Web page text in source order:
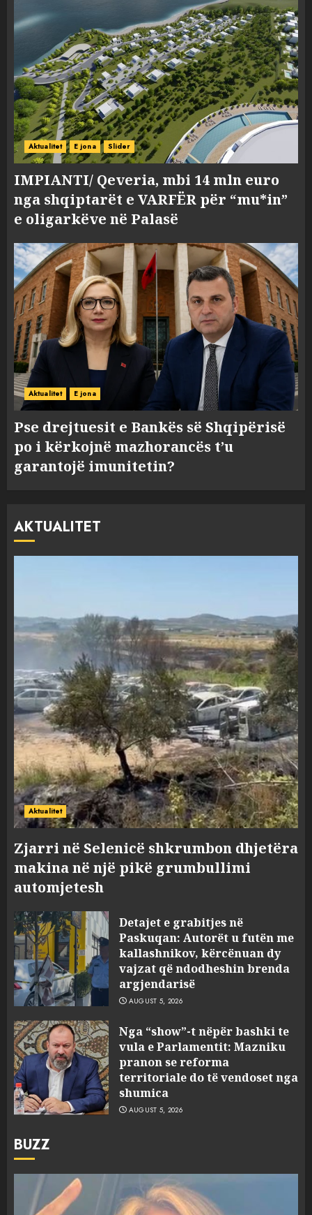
Aktualitet E jona Slider
IMPIANTI/ Qeveria, mbi 14 mln euro
nga shqiptarët e VARFËR për “mu*in”
e oligarkëve në Palasë
Aktualitet E jona
Pse drejtuesit e Bankës së Shqipërisë
po i kërkojnë mazhorancës t’u
garantojë imunitetin?
AKTUALITET
Aktualitet
Zjarri në Selenicë shkrumbon dhjetëra
makina në një pikë grumbullimi
automjetesh
Detajet e grabitjes në
Paskuqan: Autorët u futën me
kallashnikov, kërcënuan dy
vajzat që ndodheshin brenda
argjendarisë
AUGUST 5, 2026
Nga “show”-t nëpër bashki te
vula e Parlamentit: Mazniku
pranon se reforma
territoriale do të vendoset nga
shumica
AUGUST 5, 2026
BUZZ